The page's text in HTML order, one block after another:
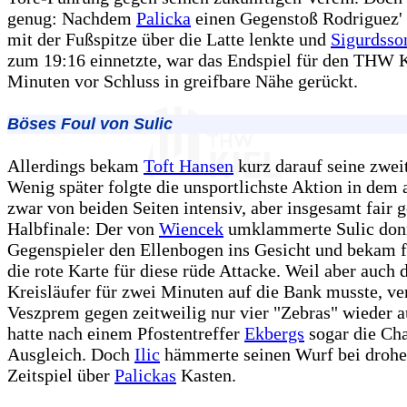
genug: Nachdem Palicka einen Gegenstoß
mit der Fußspitze über die Latte lenkte und
zum 19:16 einnetzte, war das Endspiel für den THW
Minuten vor Schluss in greifbare Nähe gerückt.
Böses Foul von Sulic
Allerdings bekam Toft Hansen kurz darauf seine
Wenig später folgte die unsportlichste Aktion in dem
zwar von beiden Seiten intensiv, aber insgesamt fair
Halbfinale: Der von Wiencek umklammerte Sulic
Gegenspieler den Ellenbogen ins Gesicht und
die rote Karte für diese rüde Attacke. Weil aber auch
Kreisläufer für zwei Minuten auf die Bank musste,
Veszprem gegen zeitweilig nur vier "Zebras" wieder
hatte nach einem Pfostentreffer Ekbergs sogar die
Ausgleich. Doch Ilic hämmerte seinen Wurf bei
Zeitspiel über Palickas Kasten.